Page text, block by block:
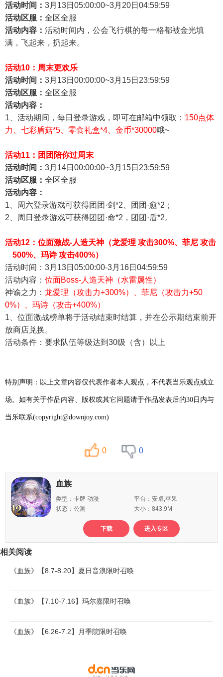
活动时间： 3月13日05:00:00~3月20日04:59:59
活动区服： 全区全服
活动内容： 活动时间内，公会飞行棋的每一格都被金光填
满，飞起来，扔起来。
活动10：周末更欢乐
活动时间： 3月13日00:00:00~3月15日23:59:59
活动区服： 全区全服
活动内容：
1 、活动期间，每日登录游戏，即可在邮箱中领取： 150点体
力、七彩盾菇*5、零食礼盒*4 、金币*30000哦~
活动11：团团陪你过周末
活动时间： 3月14日00:00:00~3月15日23:59:59
活动区服： 全区全服
活动内容：
1 、周六登录游戏可获得团团·剑*2、团团·愈*2；
2 、周日登录游戏可获得团团·命*2，团团·盾*2。
活动12：位面激战-人造天神（龙爱理 攻击300%、菲尼 攻击
500%、 玛诗 攻击400%）
活动时间：3月13日05:00:00-3月16日04:59:59
活动内容： 位面Boss-人造天神（水雷属性）
神谕之力： 龙爱理（攻击力+300%）、 菲尼 （攻击力+50
0%）、玛诗（攻击+400%）
1 、位面激战榜单将于活动结束时结算，并在公示期结束前开
放商店兑换。
活动条件：要求队伍等级达到30级（含）以上
特别声明：以上文章内容仅代表作者本人观点，不代表当乐观点或立
场。如有关于作品内容、版权或其它问题请于作品发表后的30日内与
当乐联系(copyright@downjoy.com)
0 0
血族
类型：卡牌 动漫
平台：安卓,苹果
状态：公测
大小：843.9M
下载 进入专区
相关阅读
《血族》【8.7-8.20】夏日音浪限时召唤
《血族》【7.10-7.16】玛尔嘉限时召唤
《血族》【6.26-7.2】月季院限时召唤